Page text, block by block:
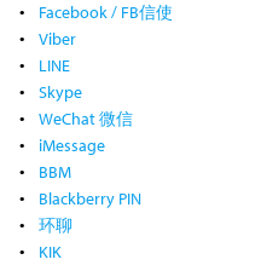
Facebook / FB信使
Viber
LINE
Skype
WeChat 微信
iMessage
BBM
Blackberry PIN
环聊
KIK